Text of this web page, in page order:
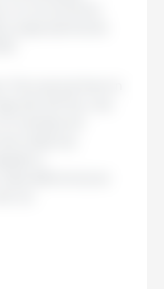
un incremento
especialmente
frecuencia fueron
transporte
todas las
diferencia se
los